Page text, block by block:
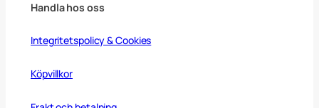
Handla hos oss
Integritetspolicy & Cookies
Köpvillkor